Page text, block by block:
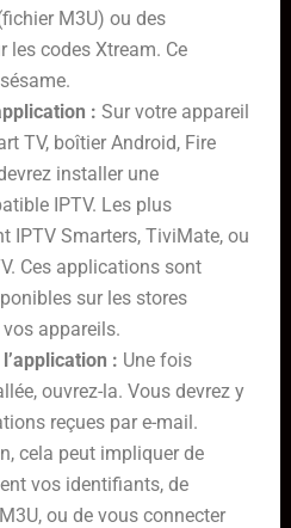
M3U) ou des
les codes Xtream. Ce
: Sur votre appareil
TV, boîtier Android, Fire
installer une
IPTV. Les plus
IPTV Smarters, TiviMate, ou
Ces applications sont
sur les stores
appareils.
: Une fois
ouvrez-la. Vous devrez y
reçues par e-mail.
cela peut impliquer de
vos identifiants, de
ou de vous connecter